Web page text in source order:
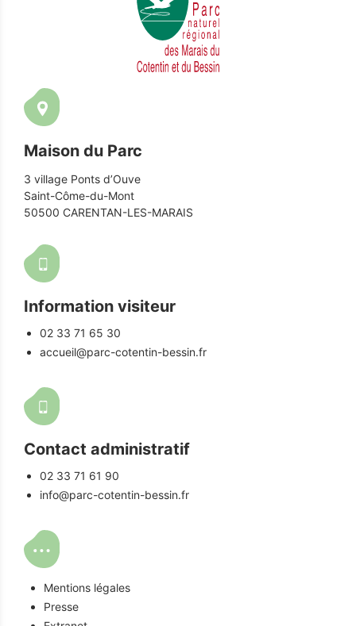
Maison du Parc
3 village Ponts d’Ouve
Saint-Côme-du-Mont
50500 CARENTAN-LES-MARAIS
Information visiteur
02 33 71 65 30
accueil@parc-cotentin-bessin.fr
Contact administratif
02 33 71 61 90
info@parc-cotentin-bessin.fr
Mentions légales
Presse